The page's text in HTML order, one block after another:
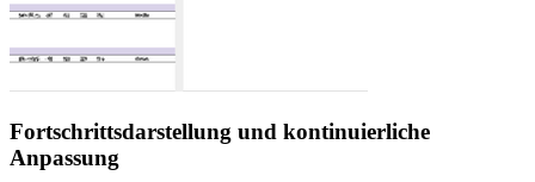
Fortschrittsdarstellung und kontinuierliche
Anpassung